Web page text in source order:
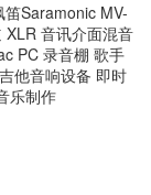
Saramonic MV-
XLR 音讯介面混音
PC 录音棚 歌手
他音响设备 即时
乐制作